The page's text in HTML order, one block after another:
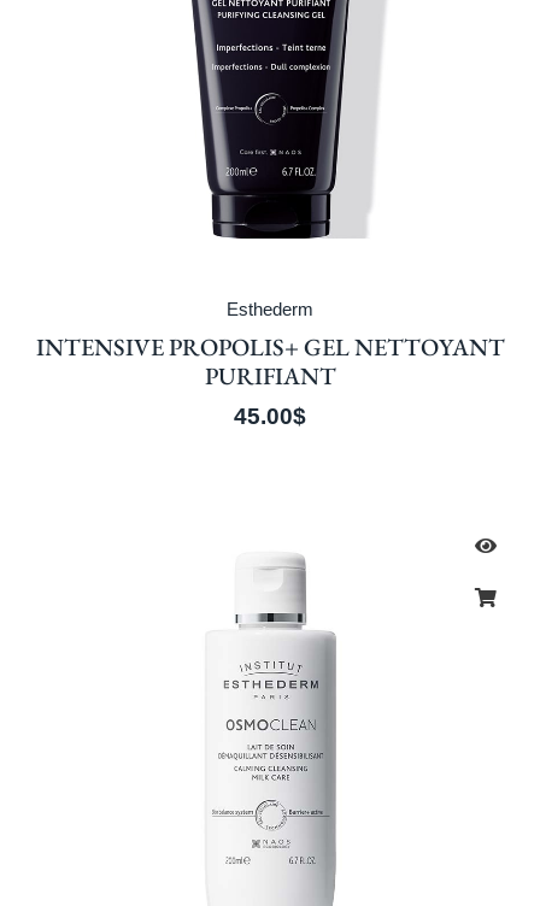
Esthederm
INTENSIVE PROPOLIS+ GEL NETTOYANT
PURIFIANT
45.00$